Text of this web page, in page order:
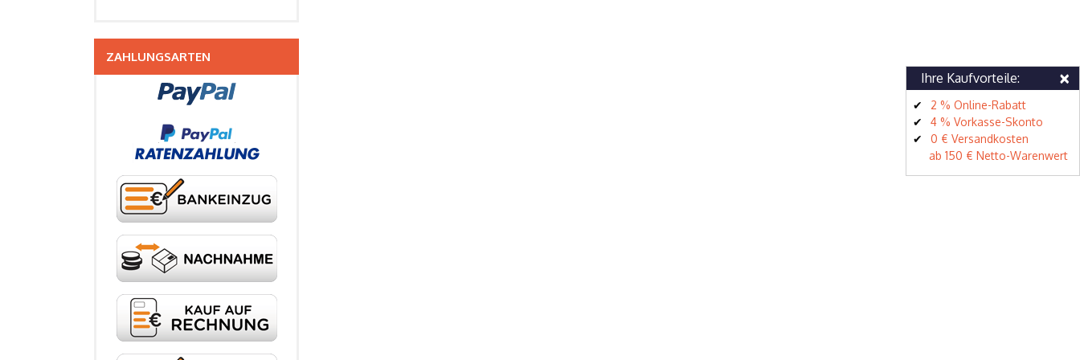
ZAHLUNGSARTEN
Ihre Kaufvorteile: ×
2 % Online-Rabatt
4 % Vorkasse-Skonto
0 € Versandkosten
ab 150 € Netto-Warenwert